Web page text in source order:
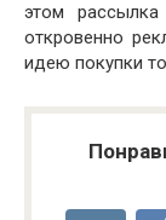
этом
откровенно
идею покупки